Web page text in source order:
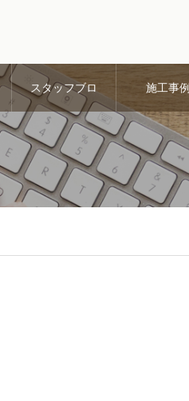
スタッフブロ
グ
施工事例